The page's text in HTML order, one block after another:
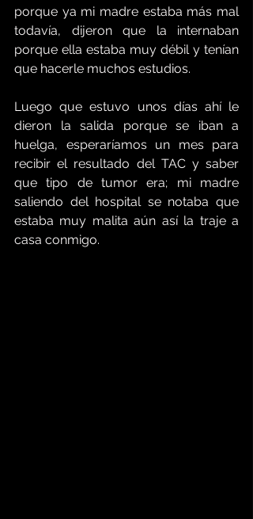
porque ya mi madre estaba más mal
todavía, dijeron que la internaban
porque ella estaba muy débil y tenían
que hacerle muchos estudios.
Luego que estuvo unos días ahí le
dieron la salida porque se iban a
huelga, esperaríamos un mes para
recibir el resultado del TAC y saber
que tipo de tumor era; mi madre
saliendo del hospital se notaba que
estaba muy malita aún así la traje a
casa conmigo.